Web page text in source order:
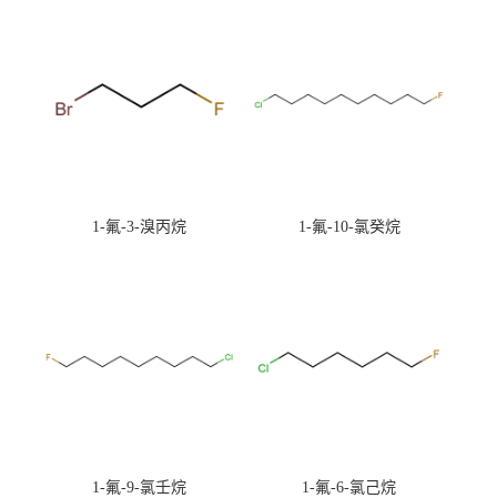
1-氟-3-溴丙烷 1-氟-10-氯癸烷
1-氟-9-氯壬烷 1-氟-6-氯己烷